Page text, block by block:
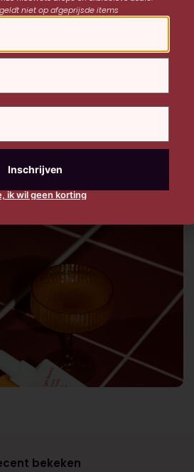
Good – Moisture mousse
bekeken
geldt niet op afgeprijsde items
ik wil geen korting